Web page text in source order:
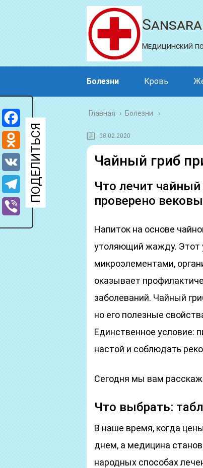
Медицинский
Болезни Кровь
Главная › Болезни
08.02.2020
Чайный гриб
Что лечит
проверено
Напиток на основе
утоляющий жажду. Этот
микроэлементами,
оказывает
заболеваний. Чайный
но его полезные
Единственное условие:
настой и соблюдать
Сегодня мы вам
Что выбрать:
В наше время, когда
днем, а медицина
народных способах
Facebook
Odnoklassniki
VK
Telegram
Viber